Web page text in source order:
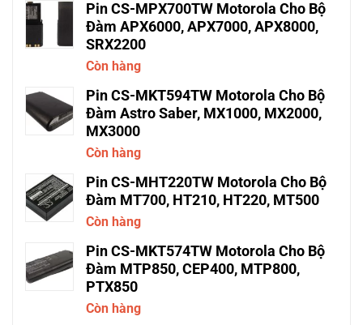
Pin CS-MPX700TW Motorola Cho Bộ
Đàm APX6000, APX7000, APX8000,
SRX2200
Còn hàng
Pin CS-MKT594TW Motorola Cho Bộ
Đàm Astro Saber, MX1000, MX2000,
MX3000
Còn hàng
Pin CS-MHT220TW Motorola Cho Bộ
Đàm MT700, HT210, HT220, MT500
Còn hàng
Pin CS-MKT574TW Motorola Cho Bộ
Đàm MTP850, CEP400, MTP800,
PTX850
Còn hàng